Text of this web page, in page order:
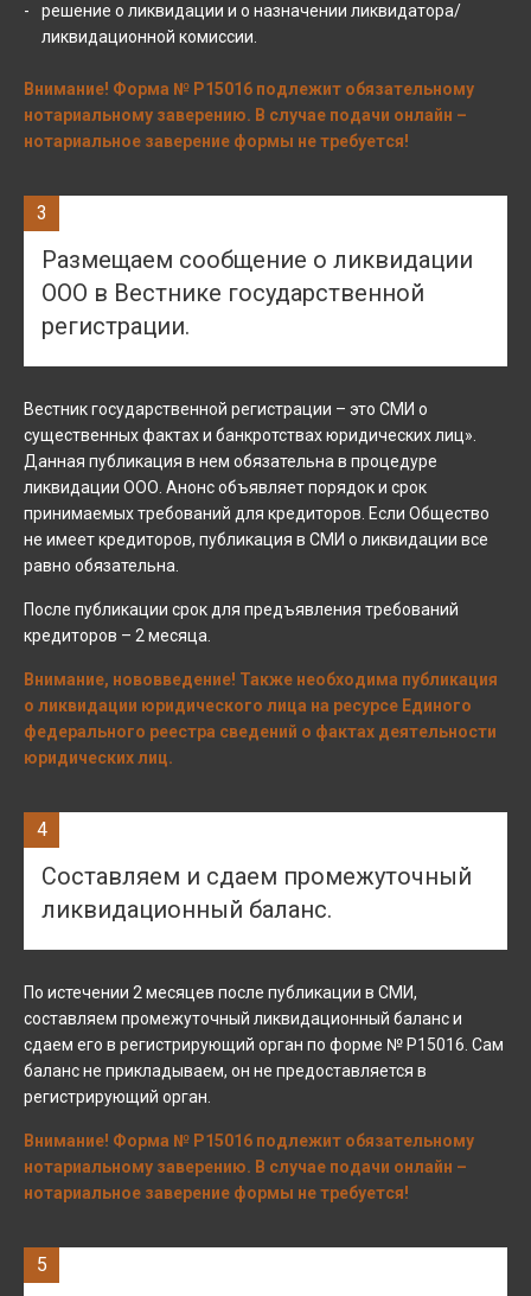
решение о ликвидации и о назначении ликвидатора/
ликвидационной комиссии.
Внимание! Форма № Р15016 подлежит обязательному
нотариальному заверению. В случае подачи онлайн –
нотариальное заверение формы не требуется!
3
Размещаем сообщение о ликвидации
ООО в Вестнике государственной
регистрации.
Вестник государственной регистрации – это СМИ о
существенных фактах и банкротствах юридических лиц».
Данная публикация в нем обязательна в процедуре
ликвидации ООО. Анонс объявляет порядок и срок
принимаемых требований для кредиторов. Если Общество
не имеет кредиторов, публикация в СМИ о ликвидации все
равно обязательна.
После публикации срок для предъявления требований
кредиторов – 2 месяца.
Внимание, нововведение! Также необходима публикация
о ликвидации юридического лица на ресурсе Единого
федерального реестра сведений о фактах деятельности
юридических лиц.
4
Составляем и сдаем промежуточный
ликвидационный баланс.
По истечении 2 месяцев после публикации в СМИ,
составляем промежуточный ликвидационный баланс и
сдаем его в регистрирующий орган по форме № Р15016. Сам
баланс не прикладываем, он не предоставляется в
регистрирующий орган.
Внимание! Форма № Р15016 подлежит обязательному
нотариальному заверению. В случае подачи онлайн –
нотариальное заверение формы не требуется!
5